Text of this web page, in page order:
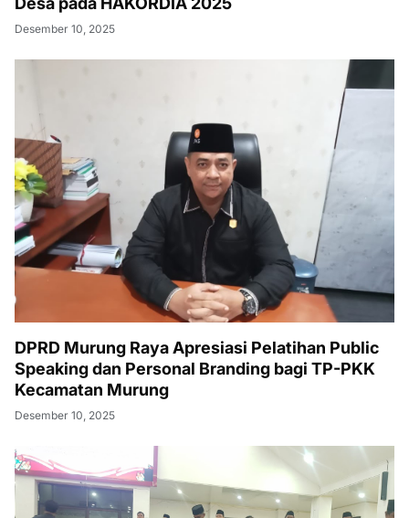
Desember 10, 2025
DPRD Murung Raya Apresiasi Pelatihan Public
Speaking dan Personal Branding bagi TP-PKK
Kecamatan Murung
Desember 10, 2025